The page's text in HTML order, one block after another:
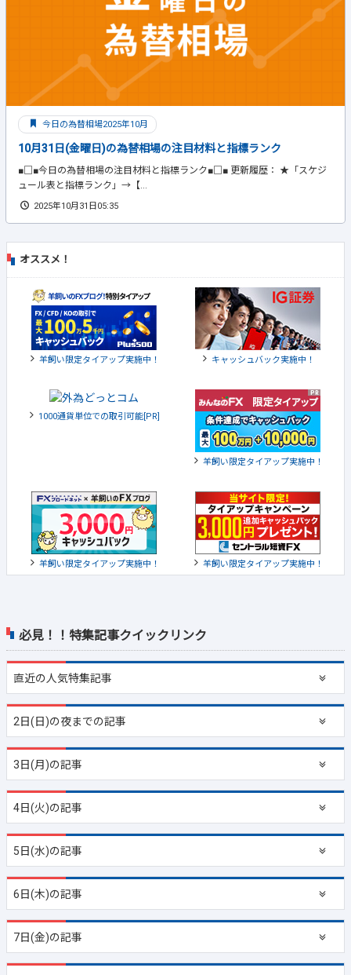
今日の為替相場2025年10月
10月31日(金曜日)の為替相場の注目材料と指標ランク
■□■今日の為替相場の注目材料と指標ランク■□■ 更新履歴： ★「スケジ
ュール表と指標ランク」→【...
2025年10月31日05:35
必見！！特集記事クイックリンク
直近の人気特集記事
2日(日)の夜までの記事
3日(月)の記事
4日(火)の記事
5日(水)の記事
6日(木)の記事
7日(金)の記事
オススメ！
羊飼い限定タイアップ実施中！ キャッシュバック実施中！
1000通貨単位での取引可能[PR]
羊飼い限定タイアップ実施中！
羊飼い限定タイアップ実施中！ 羊飼い限定タイアップ実施中！